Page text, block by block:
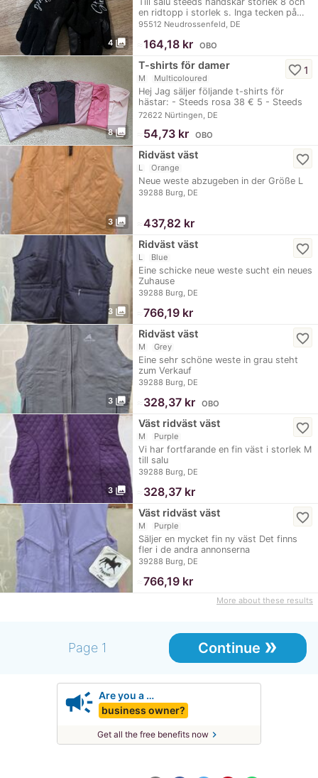
4 photo_library
en ridtopp i storlek s. Inga tecken på…
95512 Neudrossenfeld, DE
164,18 kr OBO
8 photo_library
T-shirts för damer
M Multicoloured
Hej Jag säljer följande t-shirts för
hästar: - Steeds rosa 38 € 5 - Steeds
rosa 38 €…
72622 Nürtingen, DE
favorite_border1
54,73 kr OBO
3 photo_library
Ridväst väst
L Orange
Neue weste abzugeben in der Größe L
39288 Burg, DE
favorite_border
437,82 kr
3 photo_library
Ridväst väst
L Blue
Eine schicke neue weste sucht ein neues
Zuhause
39288 Burg, DE
favorite_border
766,19 kr
3 photo_library
Ridväst väst
M Grey
Eine sehr schöne weste in grau steht
zum Verkauf
39288 Burg, DE
favorite_border
328,37 kr OBO
3 photo_library
Väst ridväst väst
M Purple
Vi har fortfarande en fin väst i storlek M
till salu
39288 Burg, DE
favorite_border
328,37 kr
Väst ridväst väst
M Purple
Säljer en mycket fin ny väst Det finns
fler i de andra annonserna
39288 Burg, DE
favorite_border
766,19 kr
More about these results
Page 1 Continue »
campaign Are you a …
business owner?
Get all the free benefits now chevron_right